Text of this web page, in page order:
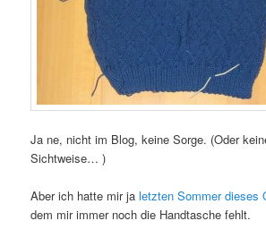
Ja ne, nicht im Blog, keine Sorge. (Oder
Sichtweise… )
Aber ich hatte mir jaletzten Sommer dieses
dem mir immer noch die Handtasche fehlt.